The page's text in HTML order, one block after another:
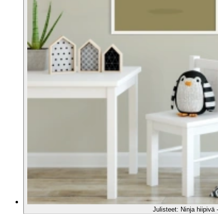
Julisteet: Ninja hiipivä